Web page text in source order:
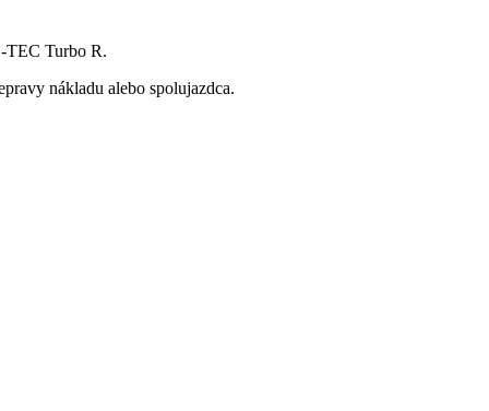
TEC Turbo R.
nákladu alebo spolujazdca.